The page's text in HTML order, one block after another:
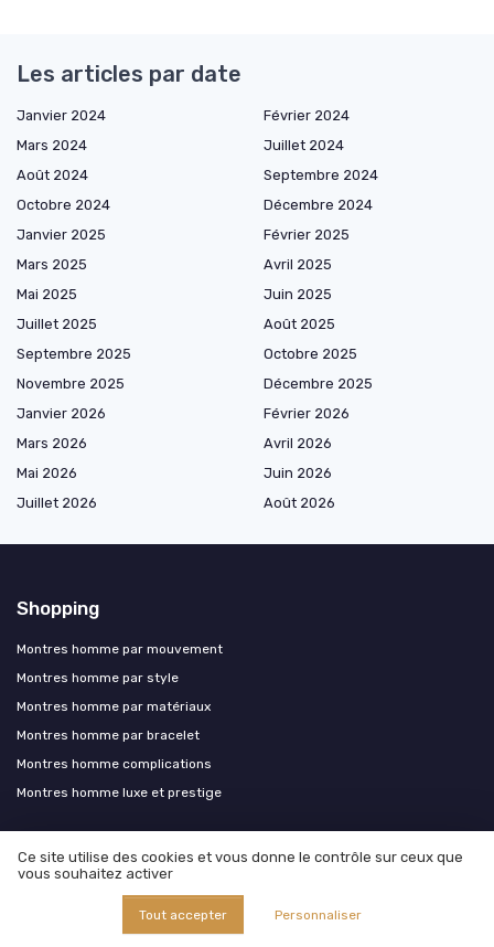
Les articles par date
Janvier 2024
Février 2024
Mars 2024
Juillet 2024
Août 2024
Septembre 2024
Octobre 2024
Décembre 2024
Janvier 2025
Février 2025
Mars 2025
Avril 2025
Mai 2025
Juin 2025
Juillet 2025
Août 2025
Septembre 2025
Octobre 2025
Novembre 2025
Décembre 2025
Janvier 2026
Février 2026
Mars 2026
Avril 2026
Mai 2026
Juin 2026
Juillet 2026
Août 2026
Shopping
Montres homme par mouvement
Montres homme par style
Montres homme par matériaux
Montres homme par bracelet
Montres homme complications
Montres homme luxe et prestige
Les plus lus
Orient kamasu : une montre de luxe accessible pour les passionnés
Ce site utilise des cookies et vous donne le contrôle sur ceux que
vous souhaitez activer
Tout accepter Personnaliser